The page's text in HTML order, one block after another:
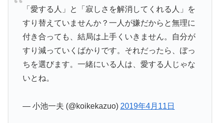
「愛する人」と「寂しさを解消してくれる人」を
すり替えていませんか？一人が嫌だからと無理に
付き合っても、結局は上手くいきません。自分が
すり減っていくばかりです。それだったら、ぼっ
ちを選びます。一緒にいる人は、愛する人じゃな
いとね。
— 小池一夫 (@koikekazuo) 2019年4月11日